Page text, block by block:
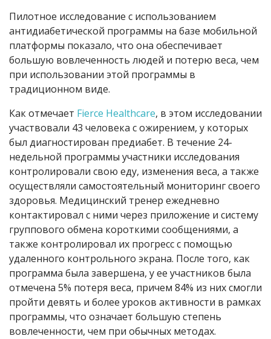
Пилотное исследование с использованием
антидиабетической программы на базе мобильной
платформы показало, что она обеспечивает
большую вовлеченность людей и потерю веса, чем
при использовании этой программы в
традиционном виде.
Как отмечает Fierce Healthcare, в этом исследовании
участвовали 43 человека с ожирением, у которых
был диагностирован предиабет. В течение 24-
недельной программы участники исследования
контролировали свою еду, изменения веса, а также
осуществляли самостоятельный мониторинг своего
здоровья. Медицинский тренер ежедневно
контактировал с ними через приложение и систему
группового обмена короткими сообщениями, а
также контролировал их прогресс с помощью
удаленного контрольного экрана. После того, как
программа была завершена, у ее участников была
отмечена 5% потеря веса, причем 84% из них смогли
пройти девять и более уроков активности в рамках
программы, что означает большую степень
вовлеченности, чем при обычных методах.